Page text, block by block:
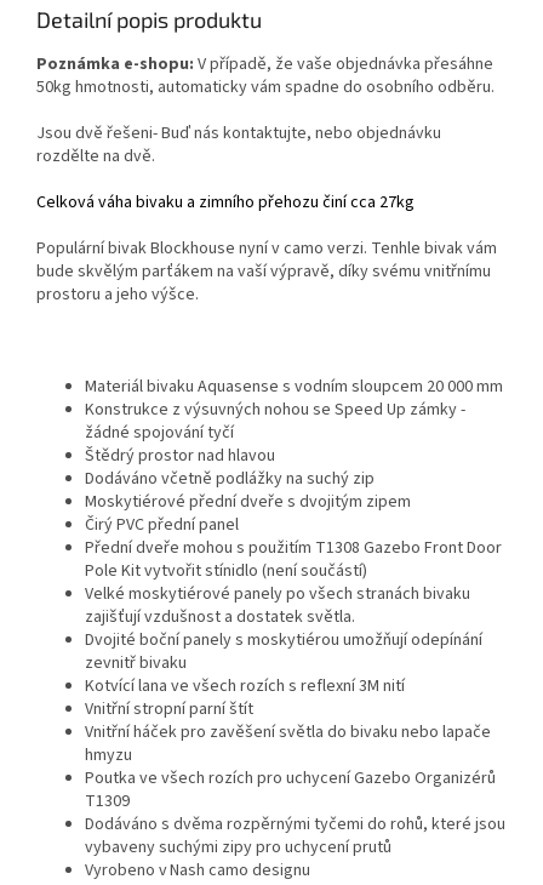
Detailní popis produktu
Poznámka e-shopu: V případě, že vaše objednávka přesáhne
50kg hmotnosti, automaticky vám spadne do osobního odběru.
Jsou dvě řešeni- Buď nás kontaktujte, nebo objednávku
rozdělte na dvě.
Celková váha bivaku a zimního přehozu činí cca 27kg
Populární bivak Blockhouse nyní v camo verzi. Tenhle bivak vám
bude skvělým parťákem na vaší výpravě, díky svému vnitřnímu
prostoru a jeho výšce.
Materiál bivaku Aquasense s vodním sloupcem 20 000 mm
Konstrukce z výsuvných nohou se Speed Up zámky -
žádné spojování tyčí
Štědrý prostor nad hlavou
Dodáváno včetně podlážky na suchý zip
Moskytiérové přední dveře s dvojitým zipem
Čirý PVC přední panel
Přední dveře mohou s použitím T1308 Gazebo Front Door
Pole Kit vytvořit stínidlo (není součástí)
Velké moskytiérové panely po všech stranách bivaku
zajišťují vzdušnost a dostatek světla.
Dvojité boční panely s moskytiérou umožňují odepínání
zevnitř bivaku
Kotvící lana ve všech rozích s reflexní 3M nití
Vnitřní stropní parní štít
Vnitřní háček pro zavěšení světla do bivaku nebo lapače
hmyzu
Poutka ve všech rozích pro uchycení Gazebo Organizérů
T1309
Dodáváno s dvěma rozpěrnými tyčemi do rohů, které jsou
vybaveny suchými zipy pro uchycení prutů
Vyrobeno v Nash camo designu